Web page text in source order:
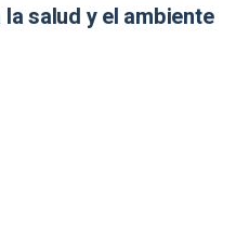
salud y el ambiente